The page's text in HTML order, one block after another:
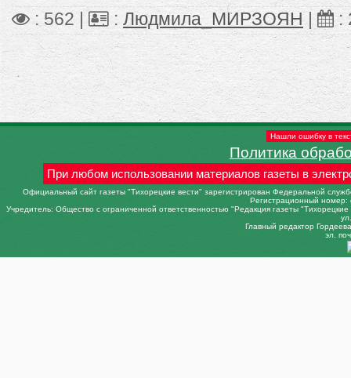
: 562 | : Людмила_МИРЗОЯН| :
Нашли ошибку в
Политика
При любом использовании материалов газеты в
Официальный сайт газеты "Тихорецкие вести" зарегистрирован Федеральной
Регистрационный
Учредитель: Общество с ограниченной ответственностью "Редакция газеты
Главный редактор
эл.